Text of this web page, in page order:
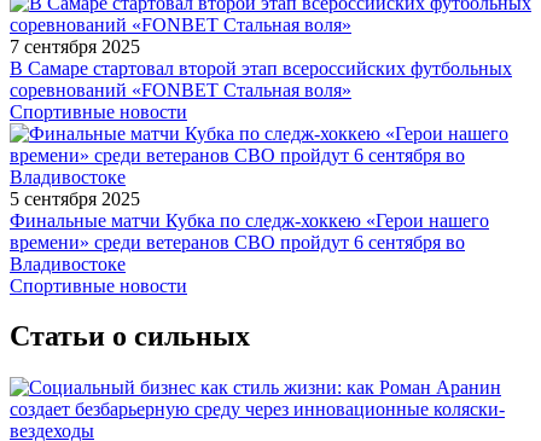
7 сентября 2025
В Самаре стартовал второй этап всероссийских футбольных
соревнований «FONBET Стальная воля»
Спортивные новости
5 сентября 2025
Финальные матчи Кубка по следж-хоккею «Герои нашего
времени» среди ветеранов СВО пройдут 6 сентября во
Владивостоке
Спортивные новости
Статьи о сильных